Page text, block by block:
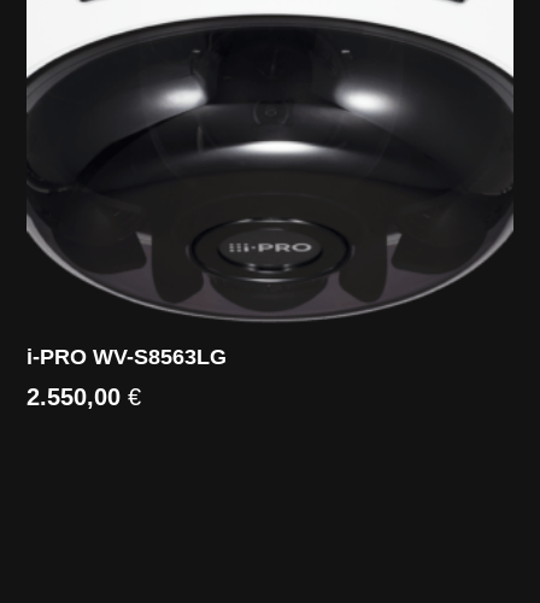
i-PRO WV-S8563LG
2.550,00€